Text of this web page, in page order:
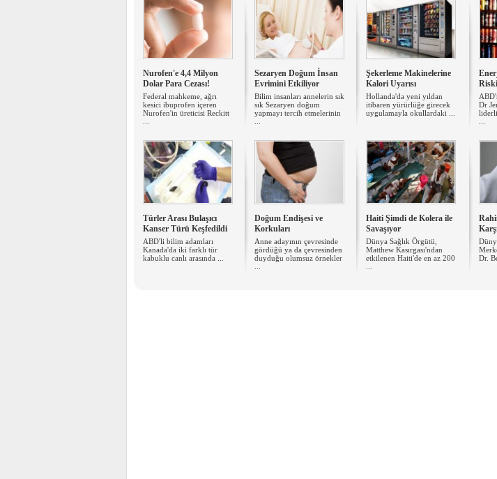
Nurofen'e 4,4 Milyon
Dolar Para Cezası!
Federal mahkeme, ağrı
kesici ibuprofen içeren
Nurofen'in üreticisi Reckitt
Sezaryen Doğum İnsan
Evrimini Etkiliyor
Bilim insanları annelerin sık
sık Sezaryen doğum
yapmayı tercih etmelerinin
Şekerleme Makinelerine
Kalori Uyarısı
Hollanda'da yeni yıldan
itibaren yürürlüğe girecek
uygulamayla okullardaki ...
Dr
Türler Arası Bulaşıcı
Kanser Türü Keşfedildi
ABD'li bilim adamları
Kanada'da iki farklı tür
kabuklu canlı arasında ...
Doğum Endişesi ve
Korkuları
Anne adayının çevresinde
gördüğü ya da çevresinden
duyduğu olumsuz örnekler
Haiti Şimdi de Kolera ile
Savaşıyor
Dünya Sağlık Örgütü,
Matthew Kasırgası'ndan
etkilenen Haiti'de en az 200
Dr.